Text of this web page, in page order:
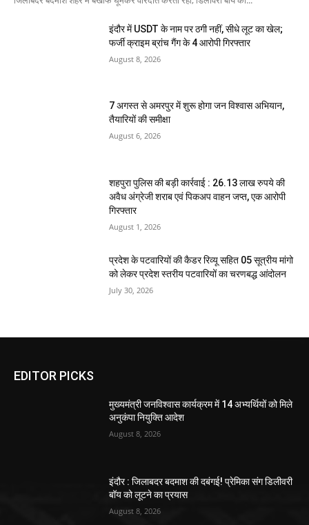
इंदौर में USDT के नाम पर ठगी नहीं, सीधे लूट का खेल;
फर्जी क्राइम ब्रांच गैंग के 4 आरोपी गिरफ्तार
August 8, 2026
7 अगस्त से अमरपुर में शुरू होगा जन विश्वास अभियान,
तैयारियों की समीक्षा
August 6, 2026
शहपुरा पुलिस की बड़ी कार्रवाई : 26.13 लाख रुपये की
अवैध अंग्रेजी शराब एवं पिकअप वाहन जप्त, एक आरोपी
गिरफ्तार
August 1, 2026
प्रदेश के पटवारियों की कैडर रिव्यू सहित 05 सूत्रीय मांगो
को लेकर प्रदेश स्तरीय पटवारियों का चरणबद्ध आंदोलन
July 30, 2026
EDITOR PICKS
मुख्यमंत्री जनविश्वास कार्यक्रम में 14 अभ्यर्थियों को मिले
अनुकंपा नियुक्ति आदेश
August 8, 2026
इंदौर : जिलाबदर बदमाश की दबंगई! प्रेमिका संग डिलीवरी
बॉय को लूटने का प्रयास
August 8, 2026